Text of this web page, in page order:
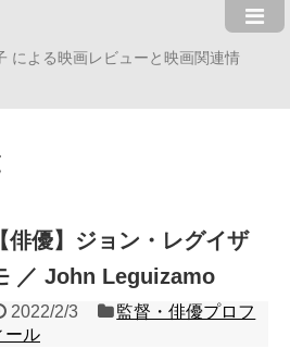
による映画レビューと映画関連情
【俳優】ジョン・レグイザ
／ John Leguizamo
2022/2/3
監督・俳優プロフ
ール